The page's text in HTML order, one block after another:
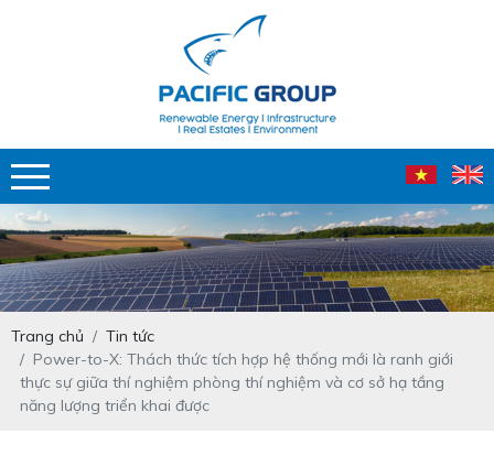
Trang chủ
Tin tức
Power-to-X: Thách thức tích hợp hệ thống mới là ranh giới
thực sự giữa thí nghiệm phòng thí nghiệm và cơ sở hạ tầng
năng lượng triển khai được